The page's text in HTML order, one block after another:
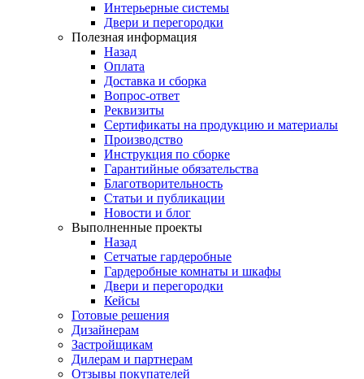
Интерьерные системы
Двери и перегородки
Полезная информация
Назад
Оплата
Доставка и сборка
Вопрос-ответ
Реквизиты
Сертификаты на продукцию и материалы
Производство
Инструкция по сборке
Гарантийные обязательства
Благотворительность
Статьи и публикации
Новости и блог
Выполненные проекты
Назад
Сетчатые гардеробные
Гардеробные комнаты и шкафы
Двери и перегородки
Кейсы
Готовые решения
Дизайнерам
Застройщикам
Дилерам и партнерам
Отзывы покупателей